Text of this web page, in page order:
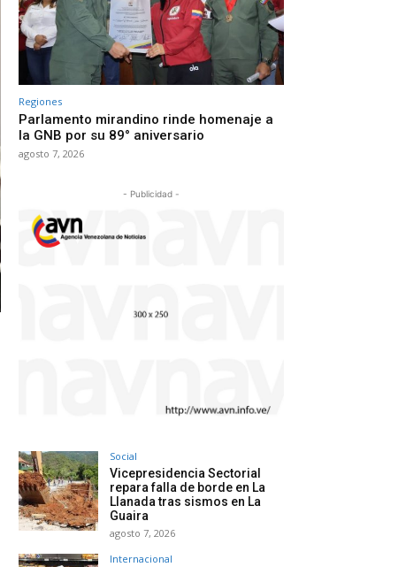
Regiones
Parlamento mirandino rinde homenaje a
la GNB por su 89° aniversario
agosto 7, 2026
- Publicidad -
Social
Vicepresidencia Sectorial
repara falla de borde en La
Llanada tras sismos en La
Guaira
agosto 7, 2026
Internacional